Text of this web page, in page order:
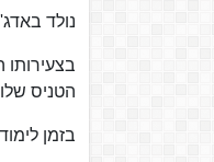
נולד
הטניס שלו
בזמן